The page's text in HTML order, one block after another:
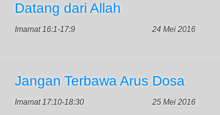
Datang dari Allah
Imamat 16:1-17:9 24 Mei 2016
Jangan Terbawa Arus Dosa
Imamat 17:10-18:30 25 Mei 2016